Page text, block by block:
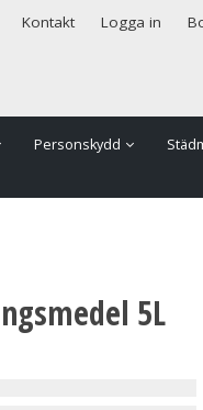
Kontakt Logga in
Personskydd
5L